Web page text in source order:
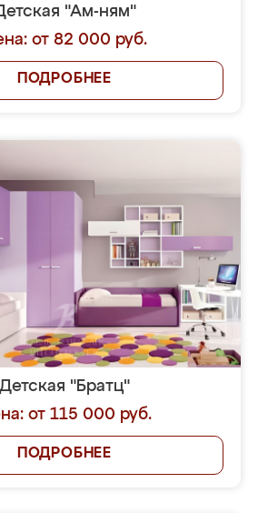
"Ам-ням"
от 82 000 руб.
ПОДРОБНЕЕ
Детская "Братц"
от 115 000 руб.
ПОДРОБНЕЕ